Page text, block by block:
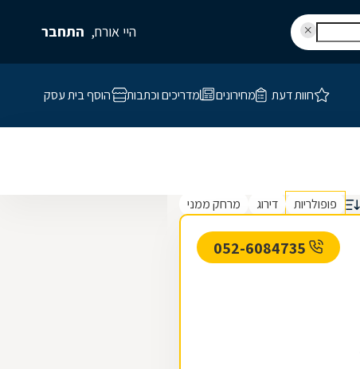
היי אורח, התחבר
חוות דעת מחירונים מדריכים וכתבות הוסף בית עסק
פופולריות דירוג מרחק ממני